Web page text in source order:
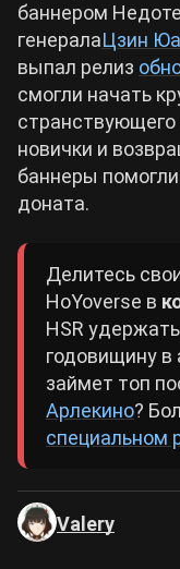
баннером
генералаЦзин
выпал релиз
смогли начать
странствующего
новички и
баннеры
доната.
Делитесь
HoYoverse в
HSR
годовищину в
займет топ
Арлекино?
специальном
Valery